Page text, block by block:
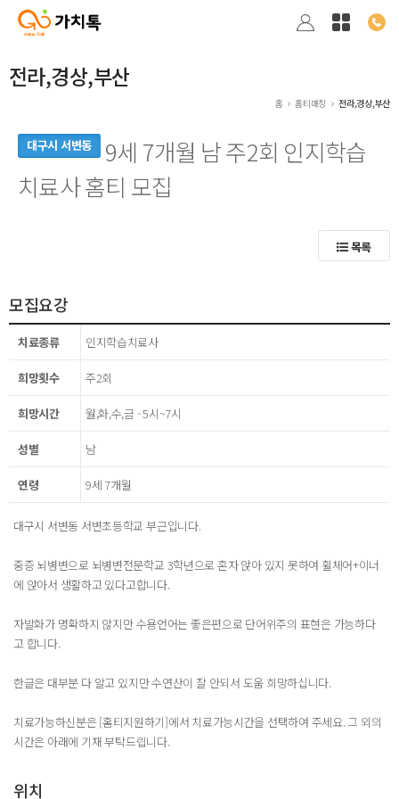
전라,경상,부산
홈 홈티매칭 전라,경상,부산
대구시 서변동
9세 7개월 남 주2회 인지학습
치료사 홈티 모집
목록
모집요강
치료종류 인지학습치료사
희망횟수 주2회
희망시간 월,화,수,금 - 5시~7시
성별 남
연령 9세 7개월
대구시 서변동 서변초등학교 부근입니다.
중증 뇌병변으로 뇌병변전문학교 3학년으로 혼자 앉아 있지 못하여 휠체어+이너
에 앉아서 생활하고 있다고합니다.
자발화가 명확하지 않지만 수용언어는 좋은편으로 단어위주의 표현은 가능하다
고 합니다.
한글은 대부분 다 알고 있지만 수연산이 잘 안되서 도움 희망하십니다.
치료가능하신분은 [홈티지원하기]에서 치료가능시간을 선택하여 주세요. 그 외의
시간은 아래에 기재 부탁드립니다.
위치